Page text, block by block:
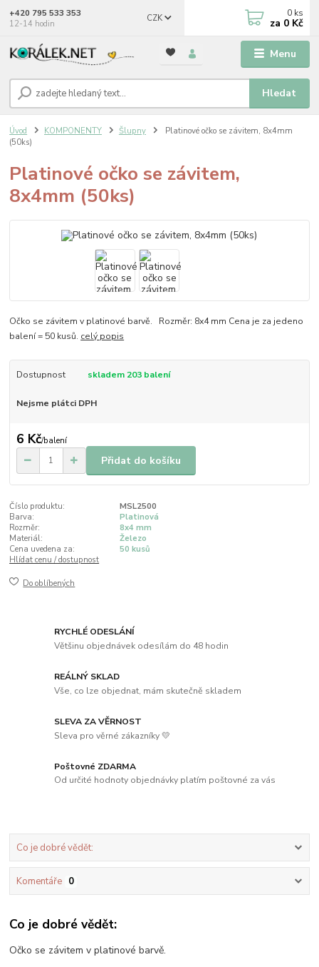
Menu
CZK
Hledat
+420 795 533 353
12-14 hodin
0 ks
za 0 Kč
Úvod KOMPONENTY Šlupny
Platinové očko se závitem, 8x4mm
(50ks)
Platinové očko se závitem,
8x4mm (50ks)
Očko se závitem v platinové barvě. Rozměr: 8x4 mm Cena je za jedeno
balení = 50 kusů. celý popis
Dostupnost skladem 203 balení
Nejsme plátci DPH
6 Kč/balení
Přidat do košíku
Číslo produktu:
MSL2500
Barva:
Platinová
Rozměr:
8x4 mm
Materiál:
Železo
Cena uvedena za:
50 kusů
Hlídat cenu / dostupnost
Do oblíbených
RYCHLÉ ODESLÁNÍ
Většinu objednávek odesílám do 48 hodin
REÁLNÝ SKLAD
Vše, co lze objednat, mám skutečně skladem
SLEVA ZA VĚRNOST
Sleva pro věrné zákazníky 💛
Poštovné ZDARMA
Od určité hodnoty objednávky platím poštovné za vás
Co je dobré vědět:
Komentáře 0
Co je dobré vědět:
Očko se závitem v platinové barvě.